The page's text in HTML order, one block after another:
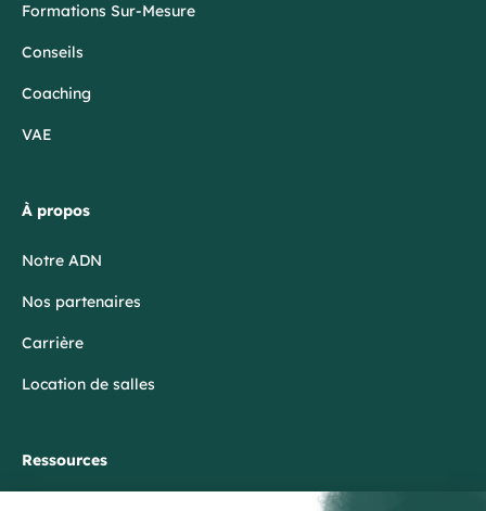
Formations Sur-Mesure
Conseils
Coaching
VAE
À propos
Notre ADN
Nos partenaires
Carrière
Location de salles
Ressources